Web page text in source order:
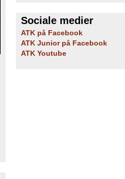
Sociale medier
ATK på Facebook
ATK Junior på Facebook
ATK Youtube